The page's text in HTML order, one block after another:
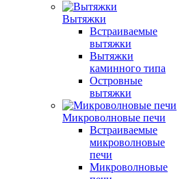
Вытяжки
Встраиваемые
вытяжки
Вытяжки
каминного типа
Островные
вытяжки
Микроволновые печи
Встраиваемые
микроволновые
печи
Микроволновые